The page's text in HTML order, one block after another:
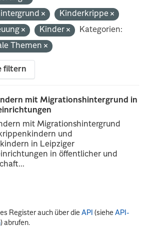
Kinderkrippe
Kinder
Kategorien:
Themen
filtern
mit Migrationshintergrund in
mit Migrationshintergrund
und
in Leipziger
in öffentlicher und
Register auch über dieAPI (sieheAPI-
) abrufen.